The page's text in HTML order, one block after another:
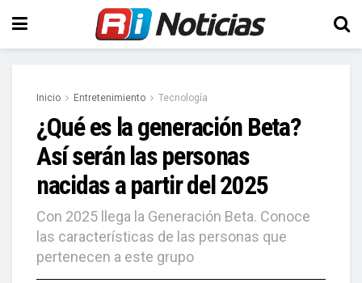
Inicio Entretenimiento Tecnología
¿Qué es la generación Beta?
Así serán las personas
nacidas a partir del 2025
Con 2025 llega la Generación Beta. Conoce
las características de las personas que
pertenecen a este grupo